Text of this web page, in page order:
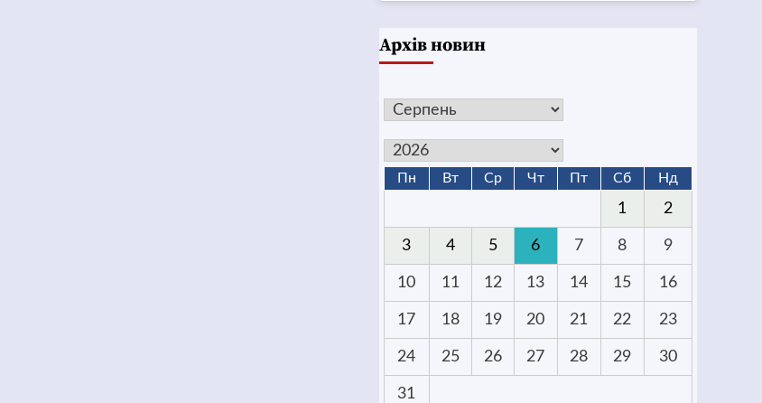
Архів новин
Пн Вт Ср Чт Пт Сб Нд
1 2
3 4 5 6 7 8 9
10 11 12 13 14 15 16
17 18 19 20 21 22 23
24 25 26 27 28 29 30
31